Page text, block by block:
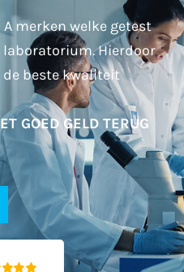
merken welke getest
Hierdoor
beste kwaliteit
GOED GELD TERUG